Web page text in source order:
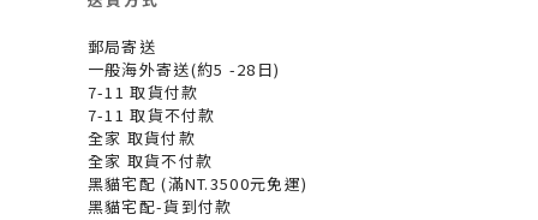
郵局寄送
一般海外寄送(約5 -28日)
7-11 取貨付款
7-11 取貨不付款
全家 取貨付款
全家 取貨不付款
黑貓宅配 (滿NT.3500元免運)
黑貓宅配-貨到付款